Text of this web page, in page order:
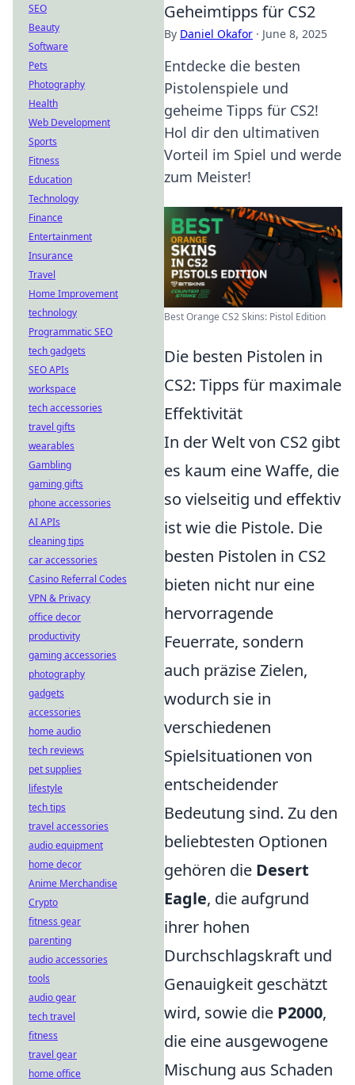
Geheimtipps für CS2
By Daniel Okafor · June 8, 2025
Entdecke die besten
Pistolenspiele und
geheime Tipps für CS2!
Hol dir den ultimativen
Vorteil im Spiel und werde
zum Meister!
Best Orange CS2 Skins: Pistol Edition
Die besten Pistolen in
CS2: Tipps für maximale
Effektivität
In der Welt von CS2 gibt
es kaum eine Waffe, die
so vielseitig und effektiv
ist wie die Pistole. Die
besten Pistolen in CS2
bieten nicht nur eine
hervorragende
Feuerrate, sondern
auch präzise Zielen,
wodurch sie in
verschiedenen
Spielsituationen von
entscheidender
Bedeutung sind. Zu den
beliebtesten Optionen
gehören die Desert
Eagle, die aufgrund
ihrer hohen
Durchschlagskraft und
Genauigkeit geschätzt
wird, sowie die P2000,
die eine ausgewogene
Mischung aus Schaden
SEO
Beauty
Software
Pets
Photography
Health
Web Development
Sports
Fitness
Education
Technology
Finance
Entertainment
Insurance
Travel
Home Improvement
technology
Programmatic SEO
tech gadgets
SEO APIs
workspace
tech accessories
travel gifts
wearables
Gambling
gaming gifts
phone accessories
AI APIs
cleaning tips
car accessories
Casino Referral Codes
VPN & Privacy
office decor
productivity
gaming accessories
photography
gadgets
accessories
home audio
tech reviews
pet supplies
lifestyle
tech tips
travel accessories
audio equipment
home decor
Anime Merchandise
Crypto
fitness gear
parenting
audio accessories
tools
audio gear
tech travel
fitness
travel gear
home office